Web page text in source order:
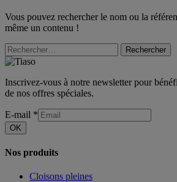
Vous pouvez rechercher le nom ou la
même un contenu !
Rechercher
Inscrivez-vous à notre newsletter pour
de nos offres spéciales.
E-mail *
OK
Nos produits
Cloisons pleines